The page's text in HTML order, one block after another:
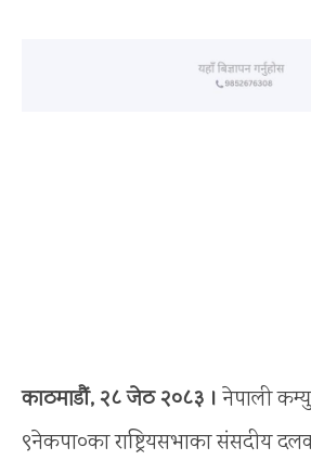
काठमाडौं, २८ जेठ २०८३ । नेपाली
९नेकपा०का राष्ट्रियसभाका संसदीय